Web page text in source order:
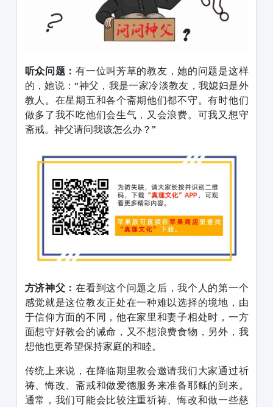
听众问题：有一位叫芳草的教友，她的问题是这样
的，她说：“神父，我是一家冷淡教友，我媳妇是外
教人。在星期五和各个斋期他们都不守。有时他们
做多了我不吃他们会生气，又会浪费。可我又想守
斋戒。神父请问我该怎么办？”
方济神父：在看到这个问题之后，我个人的第一个
感觉就是这位教友正处在一种难以选择的境地，由
于信仰方面的不同，他在家里和妻子相处时，一方
面想守好教会的诫命，又不想浪费食物，另外，我
想他也更希望保持家庭的和睦。
传统上来说，在降临期里教会邀请我们大家通过祈
祷、悔改、斋戒和做爱德服务来准备耶稣的到来。
通常，我们可能会比较注重祈祷、悔改和做一些慈